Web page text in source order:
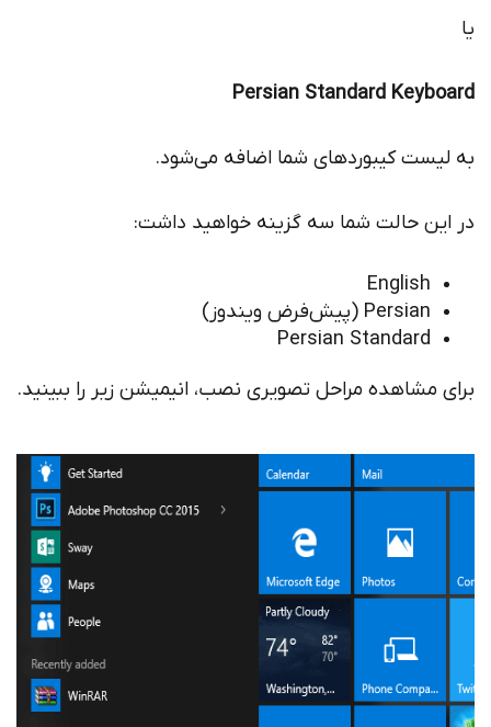
یا
Persian Standard Keyboard
به لیست کیبوردهای شما اضافه می‌شود.
در این حالت شما سه گزینه خواهید داشت:
English
Persian (پیش‌فرض ویندوز)
Persian Standard
برای مشاهده مراحل تصویری نصب، انیمیشن زیر را ببینید.